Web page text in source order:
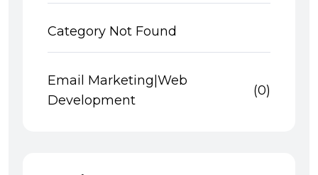
Category Not Found
Email Marketing|Web
Development
(0)